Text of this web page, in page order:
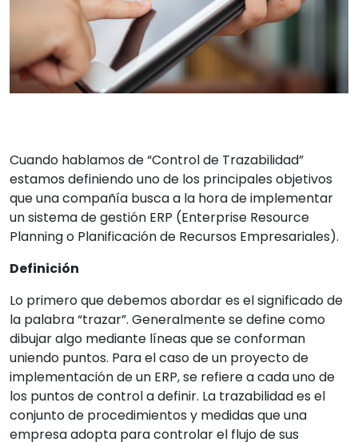
Cuando hablamos de “Control de Trazabilidad”
estamos definiendo uno de los principales objetivos
que una compañía busca a la hora de implementar
un sistema de gestión ERP (Enterprise Resource
Planning o Planificación de Recursos Empresariales).
Definición
Lo primero que debemos abordar es el significado de
la palabra “trazar”. Generalmente se define como
dibujar algo mediante líneas que se conforman
uniendo puntos. Para el caso de un proyecto de
implementación de un ERP, se refiere a cada uno de
los puntos de control a definir. La trazabilidad es el
conjunto de procedimientos y medidas que una
empresa adopta para controlar el flujo de sus